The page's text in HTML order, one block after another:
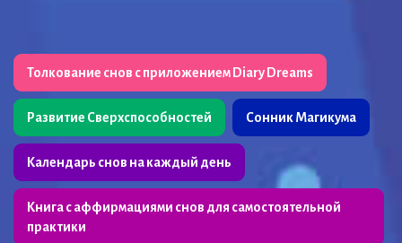
Толкование снов с приложением Diary Dreams
Развитие Сверхспособностей Сонник Магикума
Календарь снов на каждый день
Книга с аффирмациями снов для самостоятельной
практики